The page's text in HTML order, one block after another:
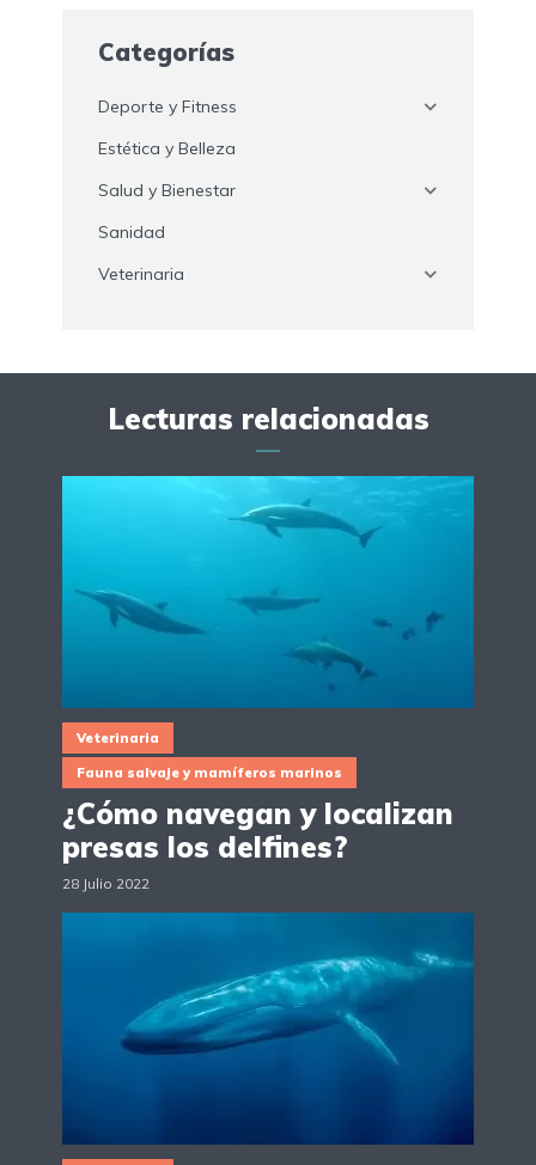
Categorías
Deporte y Fitness
Estética y Belleza
Salud y Bienestar
Sanidad
Veterinaria
Lecturas relacionadas
Veterinaria
Fauna salvaje y mamíferos marinos
¿Cómo navegan y localizan
presas los delfines?
28 Julio 2022